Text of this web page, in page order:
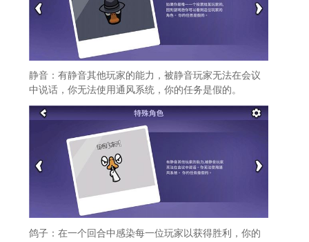
静音：有静音其他玩家的能力，被静音玩家无法在会议
中说话，你无法使用通风系统，你的任务是假的。
鸽子：在一个回合中感染每一位玩家以获得胜利，你的